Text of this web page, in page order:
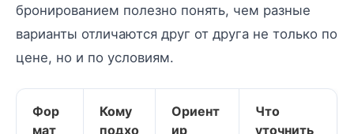
бронированием полезно понять, чем разные
варианты отличаются друг от друга не только по
цене, но и по условиям.
Фор
мат
Кому
подхо
Ориент
ир
Что
уточнить